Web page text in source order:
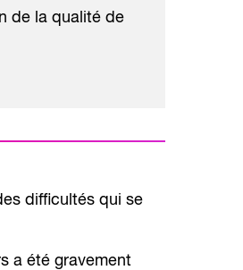
de la qualité de
difficultés qui se
a été gravement